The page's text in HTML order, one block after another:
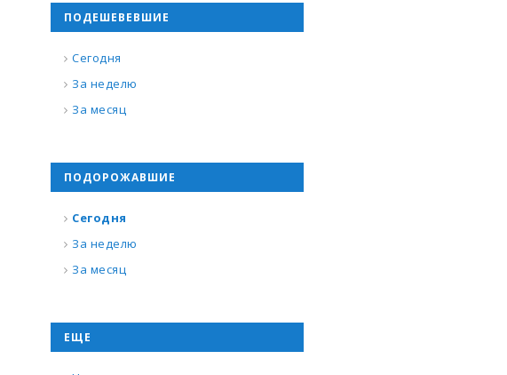
ПОДЕШЕВЕВШИЕ
Сегодня
За неделю
За месяц
ПОДОРОЖАВШИЕ
Сегодня
За неделю
За месяц
ЕЩЕ